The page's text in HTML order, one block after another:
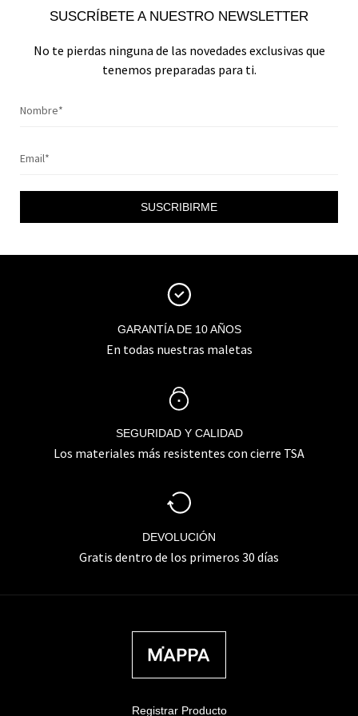
SUSCRÍBETE A NUESTRO NEWSLETTER
No te pierdas ninguna de las novedades exclusivas que
tenemos preparadas para ti.
SUSCRIBIRME
GARANTÍA DE 10 AÑOS
En todas nuestras maletas
SEGURIDAD Y CALIDAD
Los materiales más resistentes con cierre TSA
DEVOLUCIÓN
Gratis dentro de los primeros 30 días
Registrar Producto